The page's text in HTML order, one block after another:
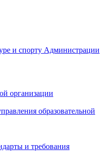
и спорту Администрации
организации
образовательной
и требования